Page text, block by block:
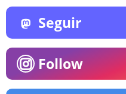
Seguir
Follow